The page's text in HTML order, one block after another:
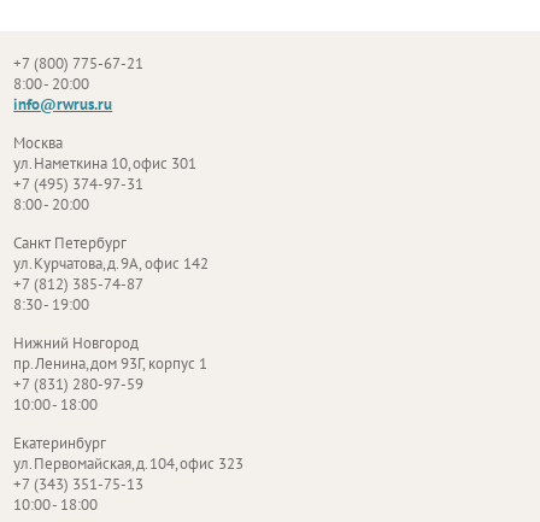
+7 (800) 775-67-21
8:00 - 20:00
info@rwrus.ru
Москва
ул. Наметкина 10, офис 301
+7 (495) 374-97-31
8:00 - 20:00
Санкт Петербург
ул. Курчатова, д. 9А, офис 142
+7 (812) 385-74-87
8:30 - 19:00
Нижний Новгород
пр. Ленина, дом 93Г, корпус 1
+7 (831) 280-97-59
10:00 - 18:00
Екатеринбург
ул. Первомайская, д. 104, офис 323
+7 (343) 351-75-13
10:00 - 18:00